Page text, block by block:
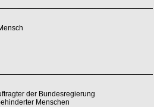
der Bundesregierung
Menschen